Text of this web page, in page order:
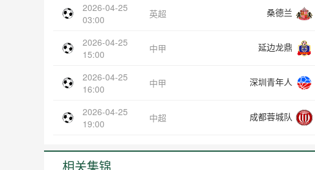
2026-04-25
03:00
英超 桑德兰
2026-04-25
15:00
中甲 延边龙鼎
2026-04-25
16:00
中甲 深圳青年人
2026-04-25
19:00
中超 成都蓉城队
相关集锦